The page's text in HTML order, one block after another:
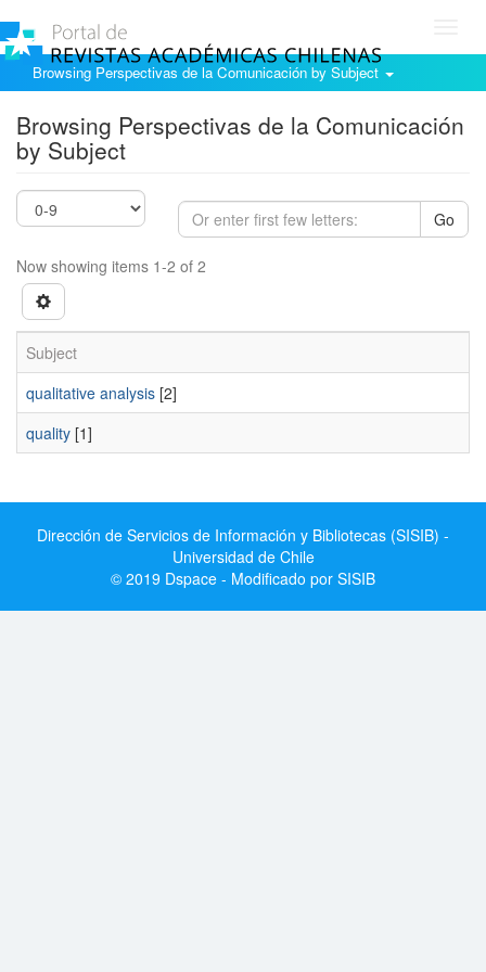
Browsing Perspectivas de la Comunicación by Subject
Browsing Perspectivas de la Comunicación
by Subject
Go
Now showing items 1-2 of 2
Subject
qualitative analysis [2]
quality [1]
Dirección de Servicios de Información y Bibliotecas (SISIB) -
Universidad de Chile
© 2019 Dspace - Modificado por SISIB